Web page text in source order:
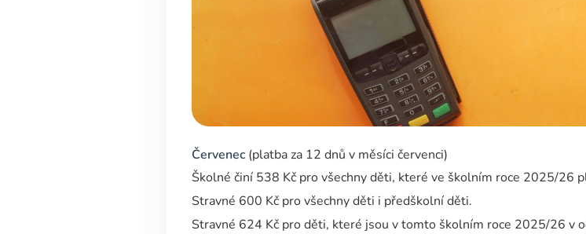
Červenec (platba za 12 dnů v měsíci červenci)
Školné činí 538 Kč pro všechny děti, které ve školním roce 2025/26
Stravné 600 Kč pro všechny děti i předškolní děti.
Stravné 624 Kč pro děti, které jsou v tomto školním roce 2025/26 v